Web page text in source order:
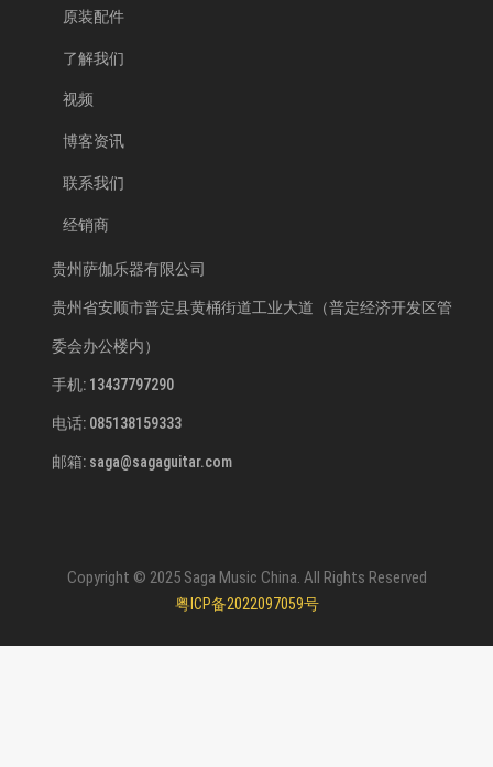
原装配件
了解我们
视频
博客资讯
联系我们
经销商
贵州萨伽乐器有限公司
贵州省安顺市普定县黄桶街道工业大道（普定经济开发区管
委会办公楼内）
手机: 13437797290
电话: 085138159333
邮箱: saga@sagaguitar.com
Copyright © 2025 Saga Music China. All Rights Reserved
粤ICP备2022097059号